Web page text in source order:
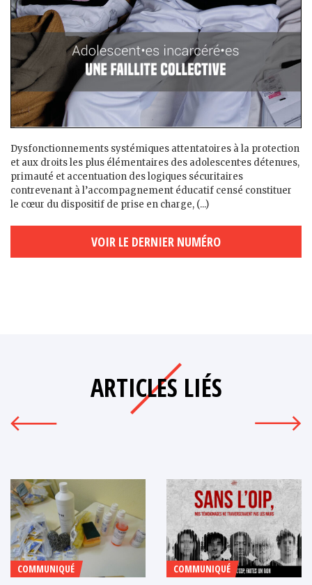
Dysfonctionnements systémiques attentatoires à la protection
et aux droits les plus élémentaires des adolescent·es détenu·es,
primauté et accentuation des logiques sécuritaires
contrevenant à l’accompagnement éducatif censé constituer
le cœur du dispositif de prise en charge, (...)
VOIR LE DERNIER NUMÉRO
ARTICLES LIÉS
COMMUNIQUÉ COMMUNIQUÉ